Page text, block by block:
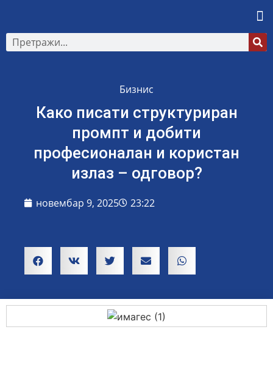
Бизнис
Како писати структуриран
промпт и добити
професионалан и користан
излаз – одговор?
новембар 9, 2025 23:22